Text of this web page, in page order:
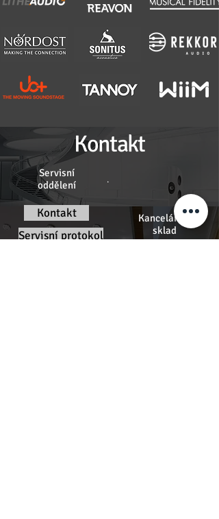
Kontakt
.
Kanceláře a
sklad
Servisní
oddělení
Kontakt
Servisní protokol